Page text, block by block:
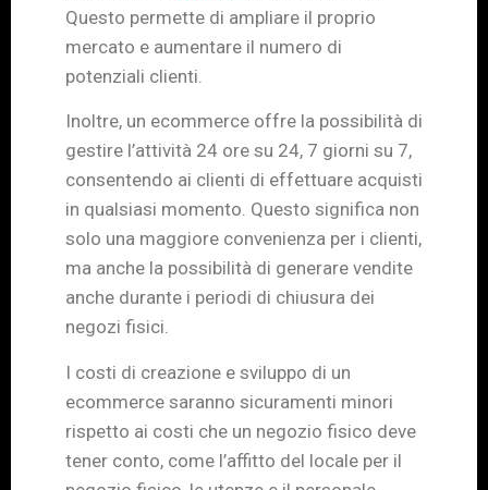
Questo permette di ampliare il proprio
mercato e aumentare il numero di
potenziali clienti.
Inoltre, un ecommerce offre la possibilità di
gestire l’attività 24 ore su 24, 7 giorni su 7,
consentendo ai clienti di effettuare acquisti
in qualsiasi momento. Questo significa non
solo una maggiore convenienza per i clienti,
ma anche la possibilità di generare vendite
anche durante i periodi di chiusura dei
negozi fisici.
I costi di creazione e sviluppo di un
ecommerce saranno sicuramenti minori
rispetto ai costi che un negozio fisico deve
tener conto, come l’affitto del locale per il